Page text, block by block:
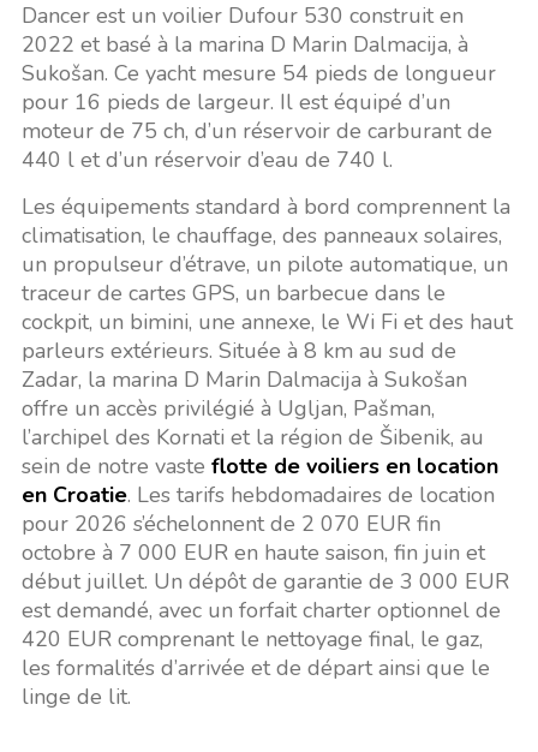
Dancer est un voilier Dufour 530 construit en
2022 et basé à la marina D Marin Dalmacija, à
Sukošan. Ce yacht mesure 54 pieds de longueur
pour 16 pieds de largeur. Il est équipé d’un
moteur de 75 ch, d’un réservoir de carburant de
440 l et d’un réservoir d’eau de 740 l.
Les équipements standard à bord comprennent la
climatisation, le chauffage, des panneaux solaires,
un propulseur d’étrave, un pilote automatique, un
traceur de cartes GPS, un barbecue dans le
cockpit, un bimini, une annexe, le Wi Fi et des haut
parleurs extérieurs. Située à 8 km au sud de
Zadar, la marina D Marin Dalmacija à Sukošan
offre un accès privilégié à Ugljan, Pašman,
l’archipel des Kornati et la région de Šibenik, au
sein de notre vaste flotte de voiliers en location
en Croatie. Les tarifs hebdomadaires de location
pour 2026 s’échelonnent de 2 070 EUR fin
octobre à 7 000 EUR en haute saison, fin juin et
début juillet. Un dépôt de garantie de 3 000 EUR
est demandé, avec un forfait charter optionnel de
420 EUR comprenant le nettoyage final, le gaz,
les formalités d’arrivée et de départ ainsi que le
linge de lit.